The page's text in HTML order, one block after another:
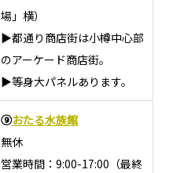
場」横）
▶都通り商店街は小樽中心部
のアーケード商店街。
▶等身大パネルあります。
⑨おたる水族館
無休
営業時間：9:00-17:00（最終